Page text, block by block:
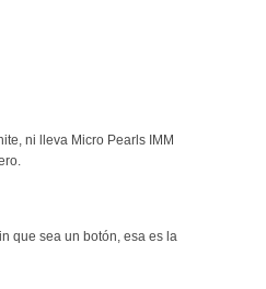
ni lleva Micro Pearls IMM
que sea un botón, esa es la